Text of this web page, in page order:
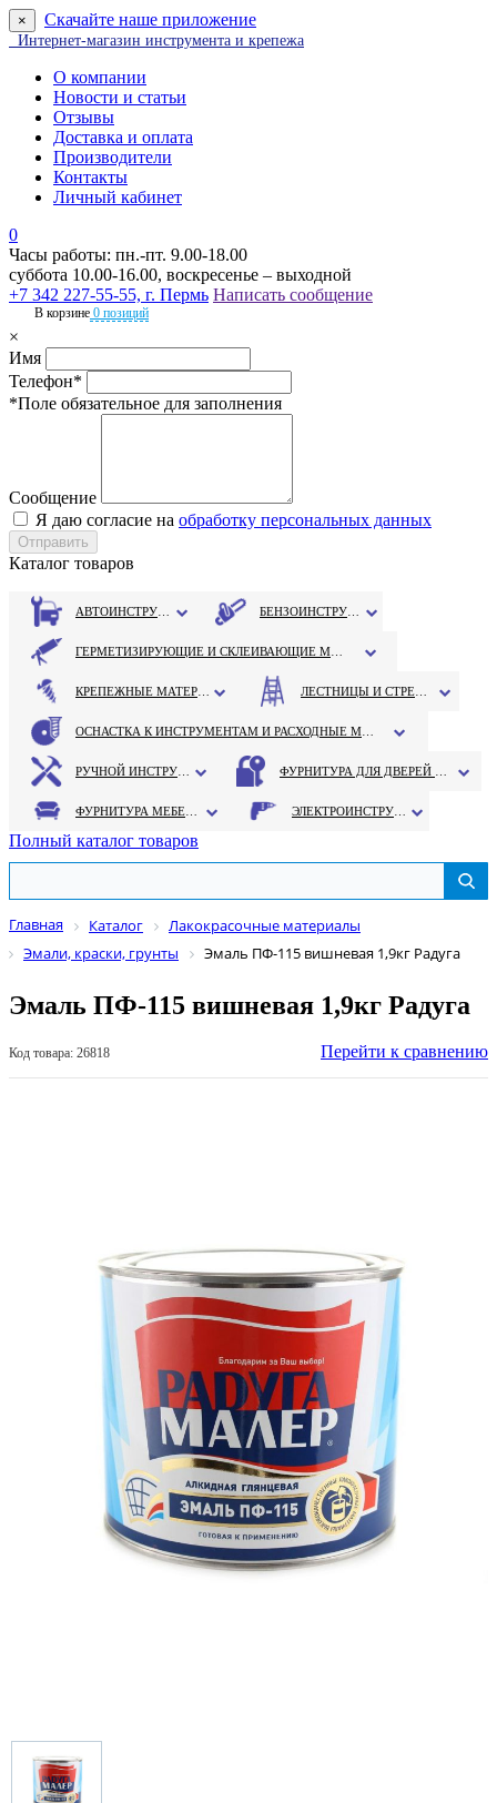
× Скачайте наше приложение
Интернет-магазин инструмента и крепежа
О компании
Новости и статьи
Отзывы
Доставка и оплата
Производители
Контакты
Личный кабинет
0
Часы работы: пн.-пт. 9.00-18.00
суббота 10.00-16.00, воскресенье – выходной
+7 342 227-55-55, г. Пермь Написать сообщение
В корзине 0 позиций
×
Имя
Телефон*
*Поле обязательное для заполнения
Сообщение
Я даю согласие на обработку персональных данных
Каталог товаров
Полный каталог товаров
Главная Каталог
Лакокрасочные материалы
Эмали, краски, грунты
Эмаль ПФ-115 вишневая 1,9кг Радуга
Эмаль ПФ-115 вишневая 1,9кг Радуга
Код товара: 26818 Перейти к сравнению